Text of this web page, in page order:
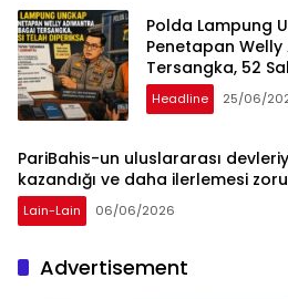
Polda Lampung
Penetapan
Tersangka, 52
Headline 25/06/
PariBahis-un uluslararası
kazandığı ve daha ilerlemesi
Lain-Lain 06/06/2026
Advertisement